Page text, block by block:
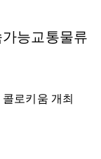
능교통물류